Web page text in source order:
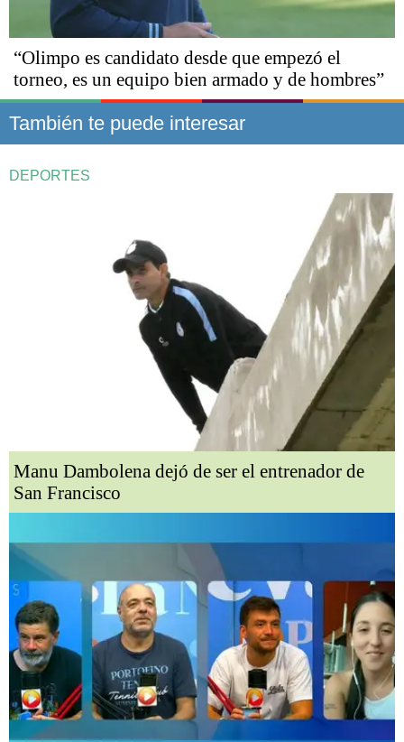
“Olimpo es candidato desde que empezó el
torneo, es un equipo bien armado y de hombres”
También te puede interesar
DEPORTES
Manu Dambolena dejó de ser el entrenador de
San Francisco